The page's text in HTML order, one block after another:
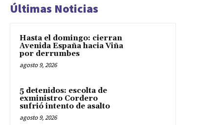
Últimas Noticias
Hasta el domingo: cierran
Avenida España hacia Viña
por derrumbes
agosto 9, 2026
5 detenidos: escolta de
exministro Cordero
sufrió intento de asalto
agosto 9, 2026